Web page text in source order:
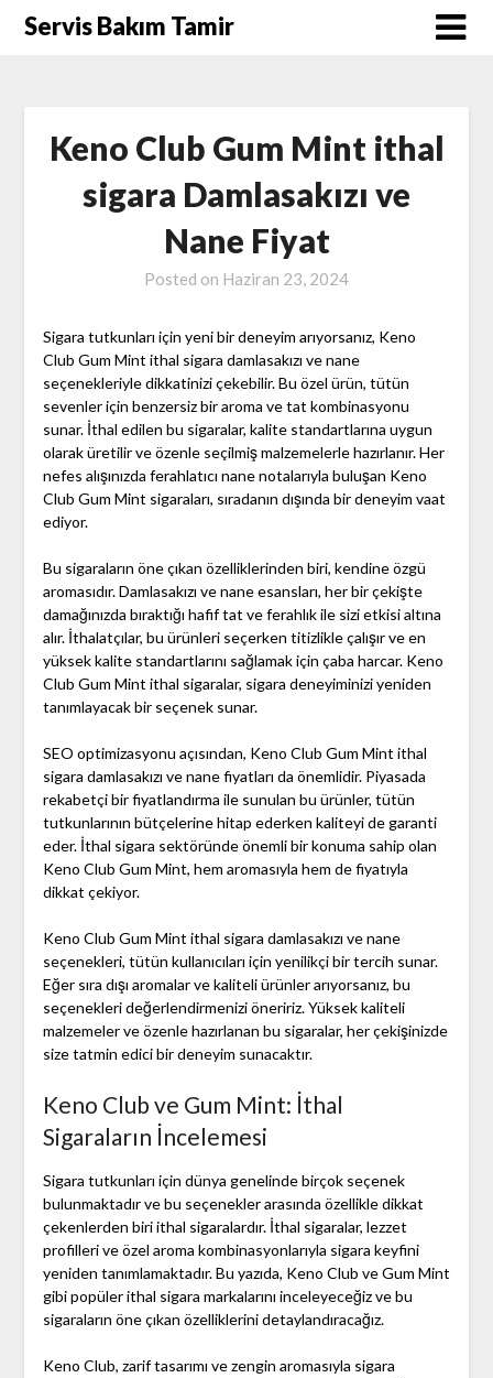
SkipServis Bakım Tamir
Keno Club Gum Mint ithal
sigara Damlasakızı ve
Nane Fiyat
Posted on Haziran 23, 2024
Sigara tutkunları için yeni bir deneyim arıyorsanız, Keno
Club Gum Mint ithal sigara damlasakızı ve nane
seçenekleriyle dikkatinizi çekebilir. Bu özel ürün, tütün
sevenler için benzersiz bir aroma ve tat kombinasyonu
sunar. İthal edilen bu sigaralar, kalite standartlarına uygun
olarak üretilir ve özenle seçilmiş malzemelerle hazırlanır. Her
nefes alışınızda ferahlatıcı nane notalarıyla buluşan Keno
Club Gum Mint sigaraları, sıradanın dışında bir deneyim vaat
ediyor.
Bu sigaraların öne çıkan özelliklerinden biri, kendine özgü
aromasıdır. Damlasakızı ve nane esansları, her bir çekişte
damağınızda bıraktığı hafif tat ve ferahlık ile sizi etkisi altına
alır. İthalatçılar, bu ürünleri seçerken titizlikle çalışır ve en
yüksek kalite standartlarını sağlamak için çaba harcar. Keno
Club Gum Mint ithal sigaralar, sigara deneyiminizi yeniden
tanımlayacak bir seçenek sunar.
SEO optimizasyonu açısından, Keno Club Gum Mint ithal
sigara damlasakızı ve nane fiyatları da önemlidir. Piyasada
rekabetçi bir fiyatlandırma ile sunulan bu ürünler, tütün
tutkunlarının bütçelerine hitap ederken kaliteyi de garanti
eder. İthal sigara sektöründe önemli bir konuma sahip olan
Keno Club Gum Mint, hem aromasıyla hem de fiyatıyla
dikkat çekiyor.
Keno Club Gum Mint ithal sigara damlasakızı ve nane
seçenekleri, tütün kullanıcıları için yenilikçi bir tercih sunar.
Eğer sıra dışı aromalar ve kaliteli ürünler arıyorsanız, bu
seçenekleri değerlendirmenizi öneririz. Yüksek kaliteli
malzemeler ve özenle hazırlanan bu sigaralar, her çekişinizde
size tatmin edici bir deneyim sunacaktır.
Keno Club ve Gum Mint: İthal
Sigaraların İncelemesi
Sigara tutkunları için dünya genelinde birçok seçenek
bulunmaktadır ve bu seçenekler arasında özellikle dikkat
çekenlerden biri ithal sigaralardır. İthal sigaralar, lezzet
profilleri ve özel aroma kombinasyonlarıyla sigara keyfini
yeniden tanımlamaktadır. Bu yazıda, Keno Club ve Gum Mint
gibi popüler ithal sigara markalarını inceleyeceğiz ve bu
sigaraların öne çıkan özelliklerini detaylandıracağız.
Keno Club, zarif tasarımı ve zengin aromasıyla sigara